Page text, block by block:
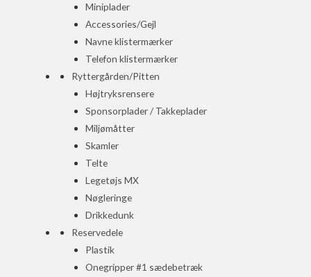
Miniplader
Accessories/Gejl
Navne klistermærker
Telefon klistermærker
Ryttergården/Pitten
Højtryksrensere
Sponsorplader / Takkeplader
Miljømåtter
Skamler
Telte
Legetøjs MX
Nøgleringe
Drikkedunk
Reservedele
Plastik
Onegripper #1 sædebetræk